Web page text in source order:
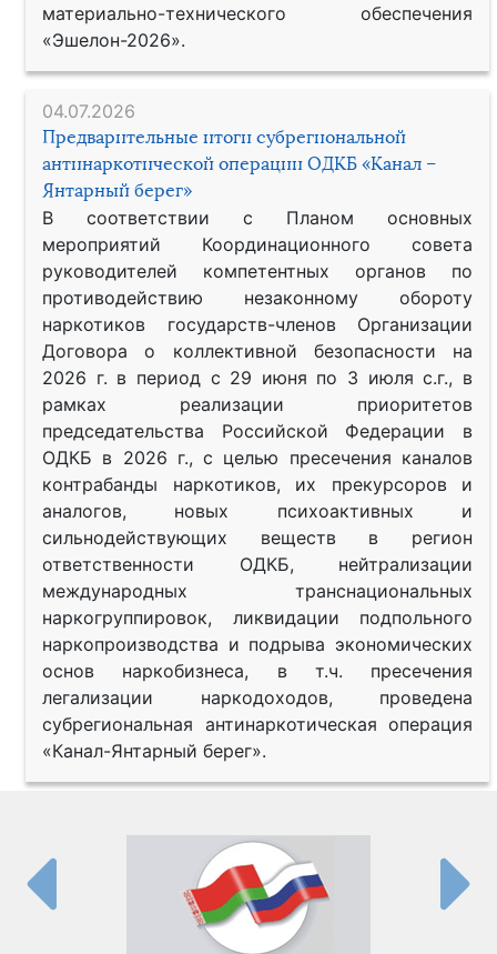
материально-технического обеспечения
«Эшелон-2026».
04.07.2026
Предварительные итоги субрегиональной
антинаркотической операции ОДКБ «Канал –
Янтарный берег»
В соответствии с Планом основных
мероприятий Координационного совета
руководителей компетентных органов по
противодействию незаконному обороту
наркотиков государств-членов Организации
Договора о коллективной безопасности на
2026 г. в период с 29 июня по 3 июля с.г., в
рамках реализации приоритетов
председательства Российской Федерации в
ОДКБ в 2026 г., с целью пресечения каналов
контрабанды наркотиков, их прекурсоров и
аналогов, новых психоактивных и
сильнодействующих веществ в регион
ответственности ОДКБ, нейтрализации
международных транснациональных
наркогруппировок, ликвидации подпольного
наркопроизводства и подрыва экономических
основ наркобизнеса, в т.ч. пресечения
легализации наркодоходов, проведена
субрегиональная антинаркотическая операция
«Канал-Янтарный берег».